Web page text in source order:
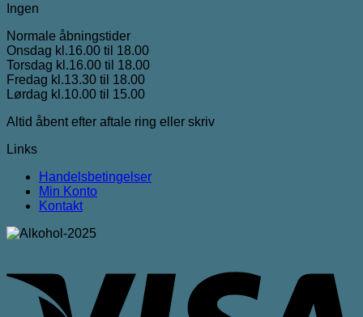
Ingen
Normale åbningstider
Onsdag kl.16.00 til 18.00
Torsdag kl.16.00 til 18.00
Fredag kl.13.30 til 18.00
Lørdag kl.10.00 til 15.00
Altid åbent efter aftale ring eller skriv
Links
Handelsbetingelser
Min Konto
Kontakt